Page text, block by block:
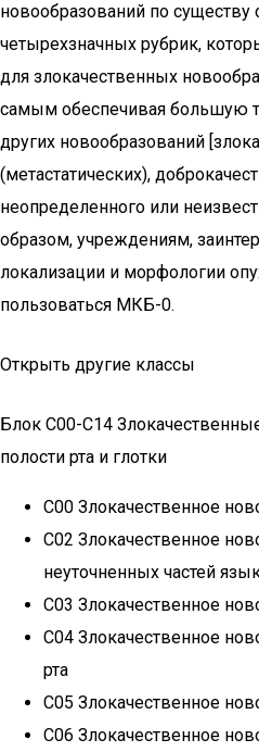
новообразований по
четырехзначных рубрик,
для злокачественных
самым обеспечивая большую
других новообразований
(метастатических),
неопределенного или
образом, учреждениям,
локализации и морфологии
пользоваться МКБ-0.
Открыть другие классы
Блок C00-C14
полости рта и глотки
C00 Злокачественное
C02 Злокачественное
неуточненных частей
C03 Злокачественное
C04 Злокачественное
рта
C05 Злокачественное
C06 Злокачественное